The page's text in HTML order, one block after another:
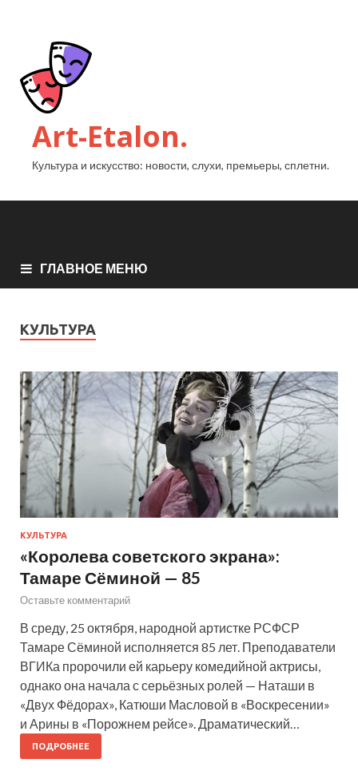
Art-Etalon.
Культура и искусство: новости, слухи, премьеры, сплетни.
ГЛАВНОЕ МЕНЮ
КУЛЬТУРА
КУЛЬТУРА
«Королева советского экрана»:
Тамаре Сёминой — 85
Оставьте комментарий
В среду, 25 октября, народной артистке РСФСР
Тамаре Сёминой исполняется 85 лет. Преподаватели
ВГИКа пророчили ей карьеру комедийной актрисы,
однако она начала с серьёзных ролей — Наташи в
«Двух Фёдорах», Катюши Масловой в «Воскресении»
и Арины в «Порожнем рейсе». Драматический…
ПОДРОБНЕЕ